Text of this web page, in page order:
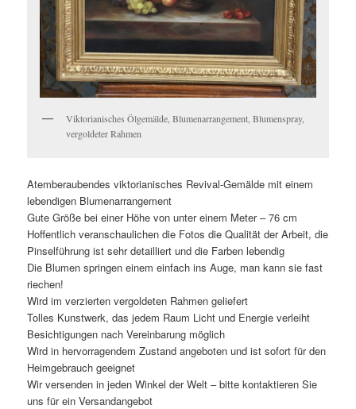
Viktorianisches Ölgemälde, Blumenarrangement, Blumenspray,
vergoldeter Rahmen
Atemberaubendes viktorianisches Revival-Gemälde mit einem
lebendigen Blumenarrangement
Gute Größe bei einer Höhe von unter einem Meter – 76 cm
Hoffentlich veranschaulichen die Fotos die Qualität der Arbeit, die
Pinselführung ist sehr detailliert und die Farben lebendig
Die Blumen springen einem einfach ins Auge, man kann sie fast
riechen!
Wird im verzierten vergoldeten Rahmen geliefert
Tolles Kunstwerk, das jedem Raum Licht und Energie verleiht
Besichtigungen nach Vereinbarung möglich
Wird in hervorragendem Zustand angeboten und ist sofort für den
Heimgebrauch geeignet
Wir versenden in jeden Winkel der Welt – bitte kontaktieren Sie
uns für ein Versandangebot